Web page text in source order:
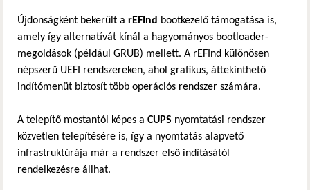
Újdonságként bekerült a rEFInd bootkezelő támogatása is,
amely így alternatívát kínál a hagyományos bootloader-
megoldások (például GRUB) mellett. A rEFInd különösen
népszerű UEFI rendszereken, ahol grafikus, áttekinthető
indítómenüt biztosít több operációs rendszer számára.
A telepítő mostantól képes a CUPS nyomtatási rendszer
közvetlen telepítésére is, így a nyomtatás alapvető
infrastruktúrája már a rendszer első indításától
rendelkezésre állhat.